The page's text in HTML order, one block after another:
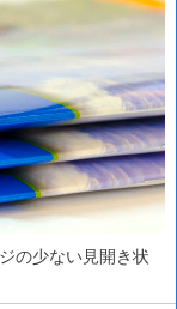
の少ない見開き状